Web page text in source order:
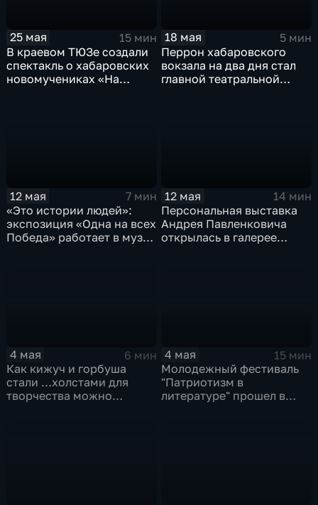
25 мая
15 мин
В краевом ТЮЗе создали
спектакль о хабаровских
новомучениках «На
18 мая
5 мин
Перрон хабаровского
вокзала на два дня стал
главной театральной
12 мая
7 мин
«Это истории людей»:
экспозиция «Одна на всех
Победа» работает в музее
12 мая
14 мин
Персональная выставка
Андрея Павленковича
открылась в галерее
4 мая
6 мин
Как кижуч и горбуша
стали …холстами для
творчества можно
4 мая
15 мин
Молодежный фестиваль
"Патриотизм в
литературе" прошел в